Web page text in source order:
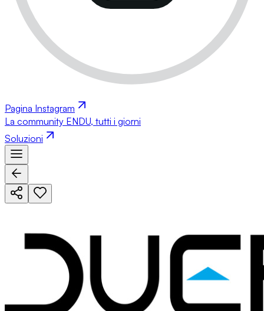
Pagina Instagram
La community ENDU, tutti i giorni
Soluzioni